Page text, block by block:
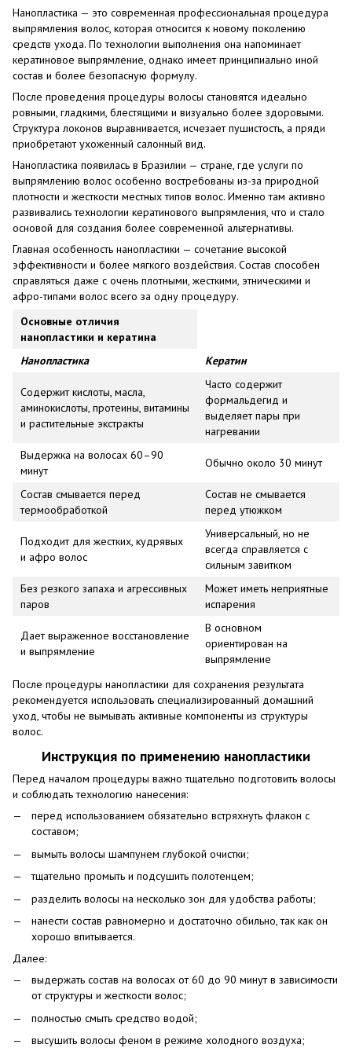
Нанопластика — это современная профессиональная процедура
выпрямления волос, которая относится к новому поколению
средств ухода. По технологии выполнения она напоминает
кератиновое выпрямление, однако имеет принципиально иной
состав и более безопасную формулу.
После проведения процедуры волосы становятся идеально
ровными, гладкими, блестящими и визуально более здоровыми.
Структура локонов выравнивается, исчезает пушистость, а пряди
приобретают ухоженный салонный вид.
Нанопластика появилась в Бразилии — стране, где услуги по
выпрямлению волос особенно востребованы из-за природной
плотности и жесткости местных типов волос. Именно там активно
развивались технологии кератинового выпрямления, что и стало
основой для создания более современной альтернативы.
Главная особенность нанопластики — сочетание высокой
эффективности и более мягкого воздействия. Состав способен
справляться даже с очень плотными, жесткими, этническими и
афро-типами волос всего за одну процедуру.
Основные отличия
нанопластики и кератина
Нанопластика
Кератин
Содержит кислоты, масла,
аминокислоты, протеины, витамины
и растительные экстракты
Часто содержит
формальдегид и
выделяет пары при
нагревании
Выдержка на волосах 60–90
минут
Обычно около 30 минут
Состав смывается перед
термообработкой
Состав не смывается
перед утюжком
Подходит для жестких, кудрявых
и афро волос
Универсальный, но не
всегда справляется с
сильным завитком
Без резкого запаха и агрессивных
паров
Может иметь неприятные
испарения
Дает выраженное восстановление
и выпрямление
В основном
ориентирован на
выпрямление
После процедуры нанопластики для сохранения результата
рекомендуется использовать специализированный домашний
уход, чтобы не вымывать активные компоненты из структуры
волос.
Инструкция по применению нанопластики
Перед началом процедуры важно тщательно подготовить волосы
и соблюдать технологию нанесения:
перед использованием обязательно встряхнуть флакон с
составом;
вымыть волосы шампунем глубокой очистки;
тщательно промыть и подсушить полотенцем;
разделить волосы на несколько зон для удобства работы;
нанести состав равномерно и достаточно обильно, так как он
хорошо впитывается.
Далее:
выдержать состав на волосах от 60 до 90 минут в зависимости
от структуры и жесткости волос;
полностью смыть средство водой;
высушить волосы феном в режиме холодного воздуха;